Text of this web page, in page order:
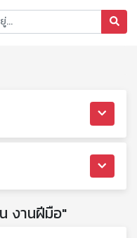
งานฝีมือ"